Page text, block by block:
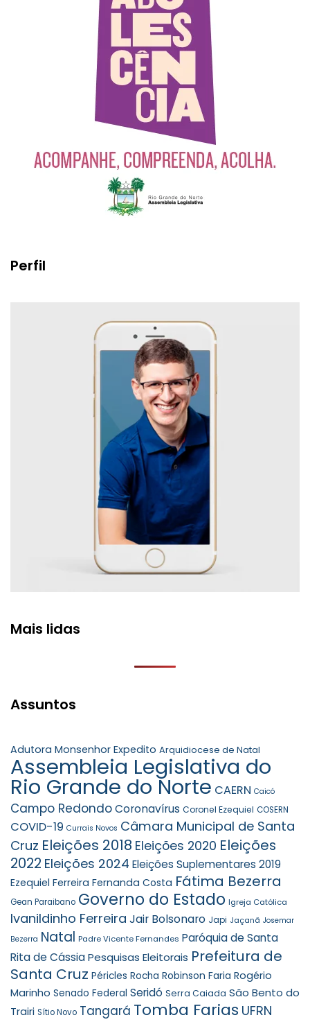
Perfil
Mais lidas
Assuntos
Adutora Monsenhor Expedito Arquidiocese de Natal
Assembleia Legislativa do
Rio Grande do Norte CAERN Caicó
Campo RedondoCoronavírus Coronel Ezequiel COSERN
COVID-19 Currais Novos Câmara Municipal de Santa
Cruz Eleições 2018 Eleições 2020 Eleições
2022 Eleições 2024 Eleições Suplementares 2019
Ezequiel Ferreira Fernanda Costa Fátima Bezerra
Gean Paraibano Governo do Estado Igreja Católica
Ivanildinho Ferreira Jair Bolsonaro Japi Jaçanã Josemar
Bezerra Natal Padre Vicente Fernandes Paróquia de Santa
Rita de CássiaPesquisas Eleitorais Prefeitura de
Santa Cruz Péricles Rocha Robinson Faria Rogério
Marinho Senado Federal Seridó Serra Caiada São Bento do
Trairi Sítio Novo Tangará Tomba Farias UFRN